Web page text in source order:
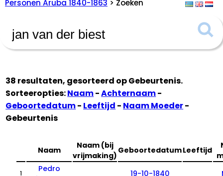
Personen Aruba 1840-1863 > Zoeken
38 resultaten, gesorteerd opGebeurtenis.
Sorteeropties:Naam-Achternaam-
Geboortedatum- Leeftijd - Naam Moeder-
Gebeurtenis
Naam
Naam (bij
vrijmaking)
GeboortedatumLeeftijd
1
Pedro
19-10-1840